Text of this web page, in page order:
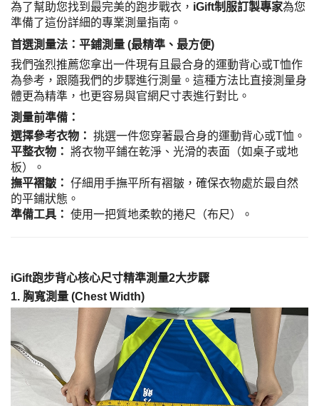
為了幫助您找到最完美的跑步戰衣， iGift制服訂製專家為您
準備了這份詳細的專業測量指南。
首選測量法：平鋪測量 (最精準、最方便)
我們強烈推薦您拿出一件現有且最合身的運動背心或T恤作
為參考，跟隨我們的步驟進行測量。這種方法比直接測量身
體更為精準，也更容易與官網尺寸表進行對比。
測量前準備：
選擇參考衣物： 挑選一件您穿著最合身的運動背心或T恤。
平整衣物： 將衣物平鋪在乾淨、光滑的表面（如桌子或地
板）。
撫平褶皺： 仔細用手撫平所有褶皺，確保衣物處於最自然
的平鋪狀態。
準備工具： 使用一把質地柔軟的捲尺（布尺）。
iGift跑步背心核心尺寸精準測量2大步驟
1. 胸寬測量 (Chest Width)